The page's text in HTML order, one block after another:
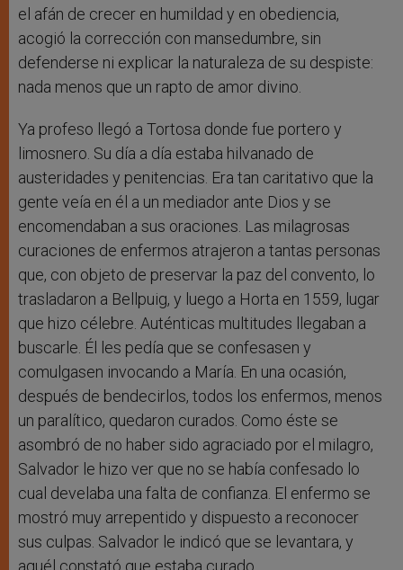
el afán de crecer en humildad y en obediencia,
acogió la corrección con mansedumbre, sin
defenderse ni explicar la naturaleza de su despiste:
nada menos que un rapto de amor divino.
Ya profeso llegó a Tortosa donde fue portero y
limosnero. Su día a día estaba hilvanado de
austeridades y penitencias. Era tan caritativo que la
gente veía en él a un mediador ante Dios y se
encomendaban a sus oraciones. Las milagrosas
curaciones de enfermos atrajeron a tantas personas
que, con objeto de preservar la paz del convento, lo
trasladaron a Bellpuig, y luego a Horta en 1559, lugar
que hizo célebre. Auténticas multitudes llegaban a
buscarle. Él les pedía que se confesasen y
comulgasen invocando a María. En una ocasión,
después de bendecirlos, todos los enfermos, menos
un paralítico, quedaron curados. Como éste se
asombró de no haber sido agraciado por el milagro,
Salvador le hizo ver que no se había confesado lo
cual develaba una falta de confianza. El enfermo se
mostró muy arrepentido y dispuesto a reconocer
sus culpas. Salvador le indicó que se levantara, y
aquél constató que estaba curado.